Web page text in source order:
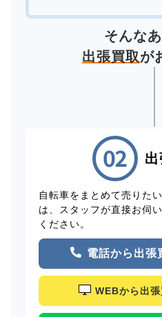
そんな
出張買取が
出
自転車をまとめて売りた
は、スタッフが直接お伺
ください。
電話から出張
WEBから出